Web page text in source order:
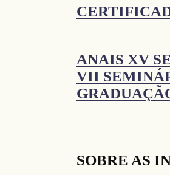
ANAIS XV
VII
SOBRE AS